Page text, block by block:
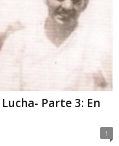
Parte 3: En
1